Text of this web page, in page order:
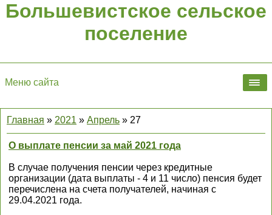
Большевистское сельское
поселение
Меню сайта
Главная » 2021 » Апрель » 27
О выплате пенсии за май 2021 года
В случае получения пенсии через кредитные
организации (дата выплаты - 4 и 11 число) пенсия будет
перечислена на счета получателей, начиная с
29.04.2021 года.